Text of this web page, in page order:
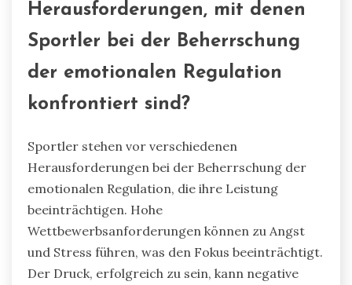
Herausforderungen, mit denen
Sportler bei der Beherrschung
der emotionalen Regulation
konfrontiert sind?
Sportler stehen vor verschiedenen
Herausforderungen bei der Beherrschung der
emotionalen Regulation, die ihre Leistung
beeinträchtigen. Hohe
Wettbewerbsanforderungen können zu Angst
und Stress führen, was den Fokus beeinträchtigt.
Der Druck, erfolgreich zu sein, kann negative